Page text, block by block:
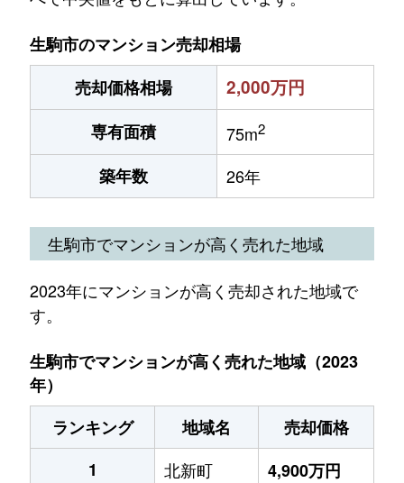
生駒市のマンション売却相場
売却価格相場
2,000万円
専有面積 75m2
築年数 26年
生駒市でマンションが高く売れた地域
2023年にマンションが高く売却された地域で
す。
生駒市でマンションが高く売れた地域（2023
年）
ランキング
地域名
売却価格
1
北新町
4,900万円